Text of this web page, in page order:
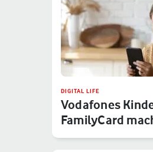
DIGITAL LIFE
Vodafones
FamilyCard
sicher